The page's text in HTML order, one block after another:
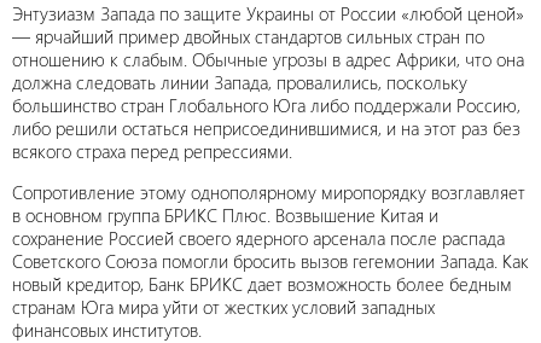
Энтузиазм Запада по защите Украины от России «любой ценой»
— ярчайший пример двойных стандартов сильных стран по
отношению к слабым. Обычные угрозы в адрес Африки, что она
должна следовать линии Запада, провалились, поскольку
большинство стран Глобального Юга либо поддержали Россию,
либо решили остаться неприсоединившимися, и на этот раз без
всякого страха перед репрессиями.
Сопротивление этому однополярному миропорядку возглавляет
в основном группа БРИКС Плюс. Возвышение Китая и
сохранение Россией своего ядерного арсенала после распада
Советского Союза помогли бросить вызов гегемонии Запада. Как
новый кредитор, Банк БРИКС дает возможность более бедным
странам Юга мира уйти от жестких условий западных
финансовых институтов.